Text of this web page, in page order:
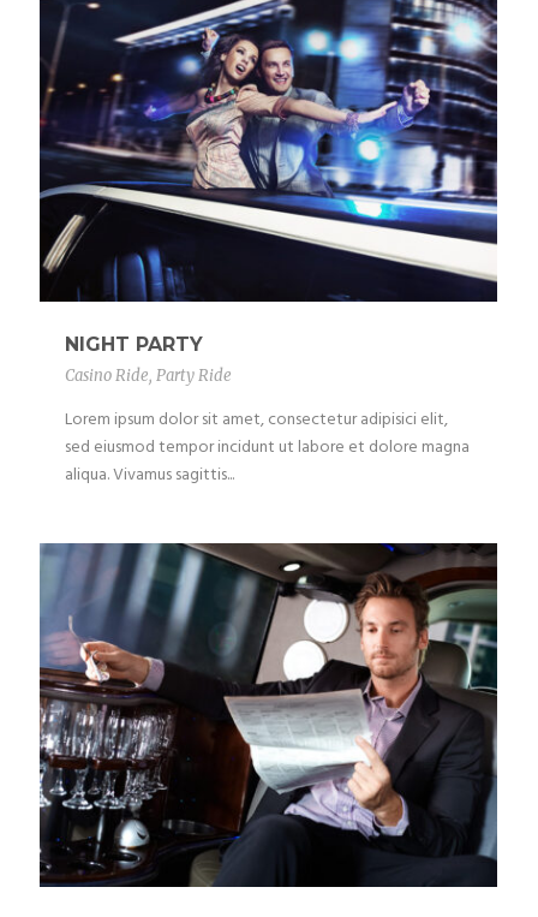
NIGHT PARTY
Casino Ride, Party Ride
Lorem ipsum dolor sit amet, consectetur adipisici elit,
sed eiusmod tempor incidunt ut labore et dolore magna
aliqua. Vivamus sagittis...